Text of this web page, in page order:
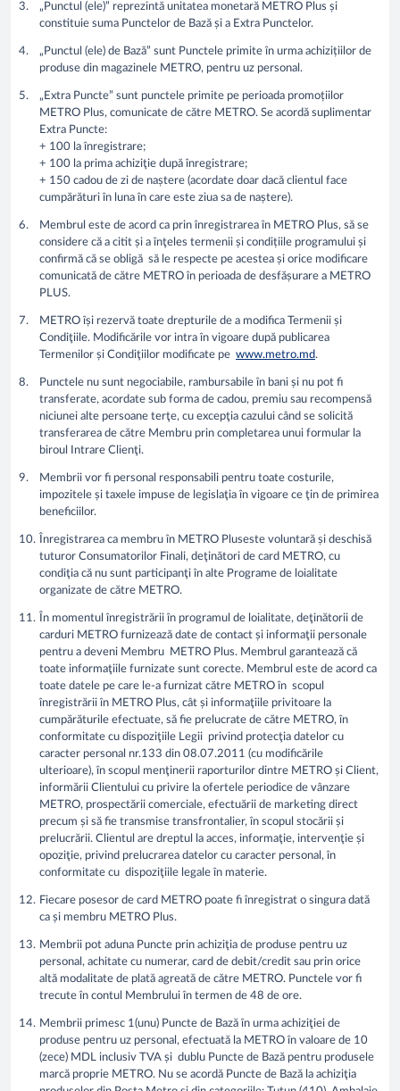
„Punctul (ele)” reprezintă unitatea monetară METRO Plus și
constituie suma Punctelor de Bază și a Extra Punctelor.
„Punctul (ele) de Bază” sunt Punctele primite în urma achizițiilor de
produse din magazinele METRO, pentru uz personal.
„Extra Puncte” sunt punctele primite pe perioada promoțiilor
METRO Plus, comunicate de către METRO. Se acordă suplimentar
Extra Puncte:
+ 100 la înregistrare;
+ 100 la prima achiziţie după înregistrare;
+ 150 cadou de zi de naștere (acordate doar dacă clientul face
cumpărături în luna în care este ziua sa de naștere).
Membrul este de acord ca prin înregistrarea în METRO Plus, să se
considere că a citit și a înţeles termenii și condițiile programului și
confirmă că se obligă să le respecte pe acestea și orice modificare
comunicată de către METRO în perioada de desfășurare a METRO
PLUS.
METRO își rezervă toate drepturile de a modifica Termenii și
Condiţiile. Modificările vor intra în vigoare după publicarea
Termenilor și Condiţiilor modificate pe www.metro.md.
Punctele nu sunt negociabile, rambursabile în bani și nu pot fi
transferate, acordate sub forma de cadou, premiu sau recompensă
niciunei alte persoane terţe, cu excepţia cazului când se solicită
transferarea de către Membru prin completarea unui formular la
biroul Intrare Clienţi.
Membrii vor fi personal responsabili pentru toate costurile,
impozitele și taxele impuse de legislaţia în vigoare ce ţin de primirea
beneficiilor.
Înregistrarea ca membru în METRO Pluseste voluntară și deschisă
tuturor Consumatorilor Finali, deţinători de card METRO, cu
condiţia că nu sunt participanţi în alte Programe de loialitate
organizate de către METRO.
În momentul înregistrării în programul de loialitate, deţinătorii de
carduri METRO furnizează date de contact și informaţii personale
pentru a deveni Membru METRO Plus. Membrul garantează că
toate informaţiile furnizate sunt corecte. Membrul este de acord ca
toate datele pe care le-a furnizat către METRO în scopul
înregistrării în METRO Plus, cât și informaţiile privitoare la
cumpărăturile efectuate, să fie prelucrate de către METRO, în
conformitate cu dispoziţiile Legii privind protecţia datelor cu
caracter personal nr.133 din 08.07.2011 (cu modificările
ulterioare), în scopul menţinerii raporturilor dintre METRO și Client,
informării Clientului cu privire la ofertele periodice de vânzare
METRO, prospectării comerciale, efectuării de marketing direct
precum și să fie transmise transfrontalier, în scopul stocării și
prelucrării. Clientul are dreptul la acces, informaţie, intervenţie și
opoziţie, privind prelucrarea datelor cu caracter personal, în
conformitate cu dispoziţiile legale în materie.
Fiecare posesor de card METRO poate fi înregistrat o singura dată
ca și membru METRO Plus.
Membrii pot aduna Puncte prin achiziţia de produse pentru uz
personal, achitate cu numerar, card de debit/credit sau prin orice
altă modalitate de plată agreată de către METRO. Punctele vor fi
trecute în contul Membrului în termen de 48 de ore.
Membrii primesc 1(unu) Puncte de Bază în urma achiziţiei de
produse pentru uz personal, efectuată la METRO în valoare de 10
(zece) MDL inclusiv TVA și dublu Puncte de Bază pentru produsele
marcă proprie METRO. Nu se acordă Puncte de Bază la achiziţia